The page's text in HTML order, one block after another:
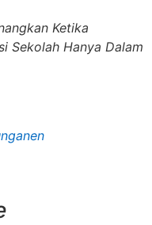
Ketika
Sekolah Hanya Dalam